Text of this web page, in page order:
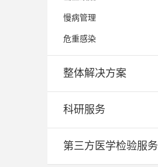
慢病管理
危重感染
整体解决方案
科研服务
第三方医学检验服务